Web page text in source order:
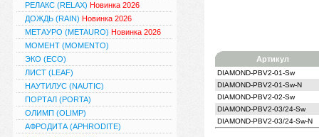
РЕЛАКС (RELAX) Новинка 2026
ДОЖДЬ (RAIN) Новинка 2026
МЕТАУРО (METAURO) Новинка 2026
МОМЕНТ (MOMENTO)
ЭКО (ECO)
ЛИСТ (LEAF)
НАУТИЛУС (NAUTIC)
ПОРТАЛ (PORTA)
ОЛИМП (OLIMP)
АФРОДИТА (APHRODITE)
Артикул
DIAMOND-PBV2-01-Sw
DIAMOND-PBV2-01-Sw-N
DIAMOND-PBV2-02-Sw
DIAMOND-PBV2-03/24-Sw
DIAMOND-PBV2-03/24-Sw-N